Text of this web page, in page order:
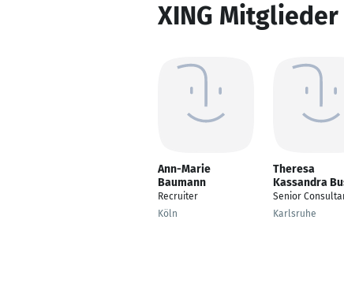
XING
Ann-Marie
Baumann
Recruiter
Köln
Theresa
Kassandra
Senior
Karlsruhe